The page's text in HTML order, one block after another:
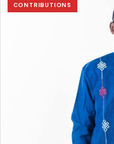
CONTRIBUTIONS